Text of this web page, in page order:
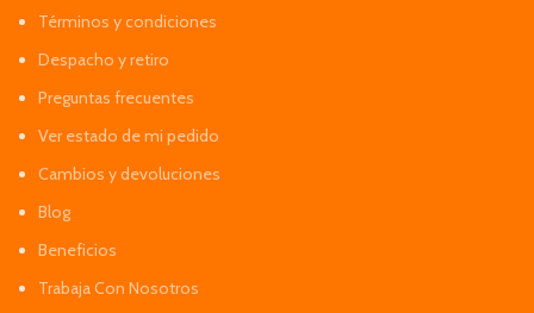
Términos y condiciones
Despacho y retiro
Preguntas frecuentes
Ver estado de mi pedido
Cambios y devoluciones
Blog
Beneficios
Trabaja Con Nosotros